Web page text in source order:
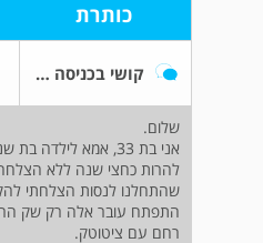
כותרת
קושי בכניסה להריון
שלום.
אני בת 33, אמא לילדה
להרות כחצי שנה ללא
שהתחלנו לנסות הצלחתי
התפתח עובר אלה רק שק
רחם עם ציטוטק.